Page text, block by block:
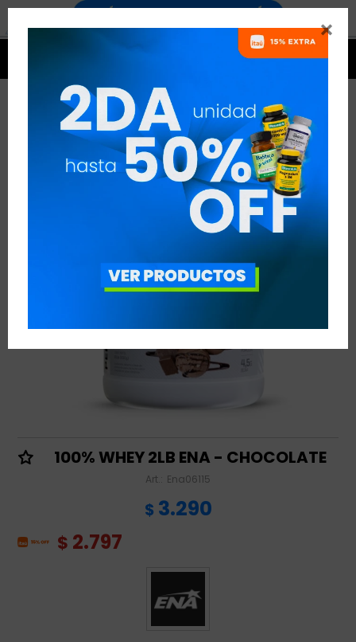

100% WHEY 2LB ENA - CHOCOLATE
Ena06115
$ 3.290
$ 2.797